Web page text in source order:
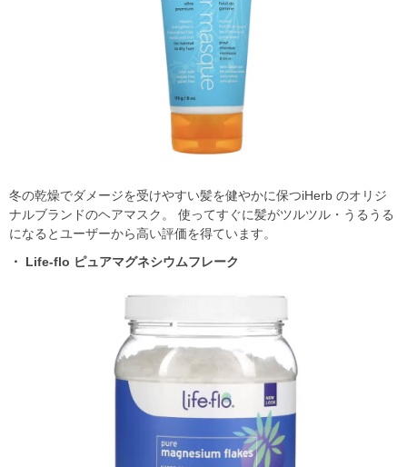
冬の乾燥でダメージを受けやすい髪を健やかに保つiHerb のオリジ
ナルブランドのヘアマスク。 使ってすぐに髪がツルツル・うるうる
になるとユーザーから⾼い評価を得ています。
・ Life-flo ピュアマグネシウムフレーク